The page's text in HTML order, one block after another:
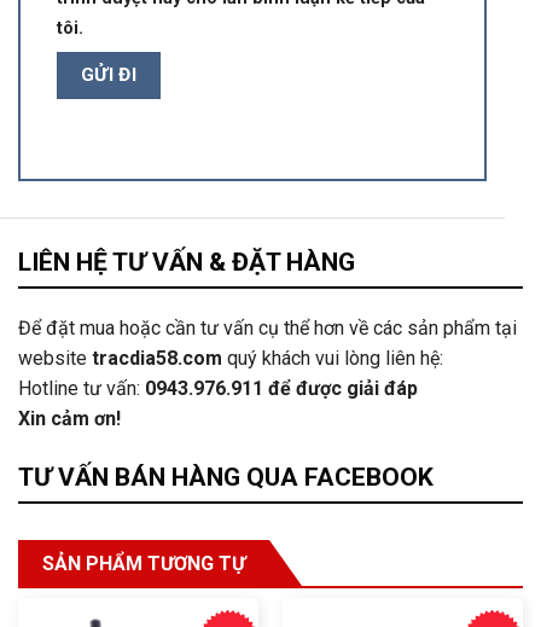
tôi.
LIÊN HỆ TƯ VẤN & ĐẶT HÀNG
Để đặt mua hoặc cần tư vấn cụ thể hơn về các sản phẩm tại
website tracdia58.com quý khách vui lòng liên hệ:
Hotline tư vấn: 0943.976.911 để được giải đáp
Xin cảm ơn!
TƯ VẤN BÁN HÀNG QUA FACEBOOK
SẢN PHẨM TƯƠNG TỰ